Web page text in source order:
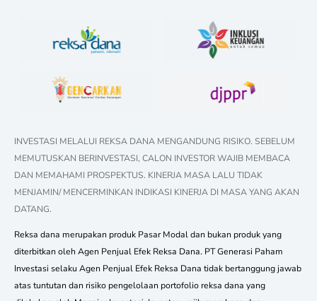
INVESTASI MELALUI REKSA DANA MENGANDUNG RISIKO. SEBELUM
MEMUTUSKAN BERINVESTASI, CALON INVESTOR WAJIB MEMBACA
DAN MEMAHAMI PROSPEKTUS. KINERJA MASA LALU TIDAK
MENJAMIN/ MENCERMINKAN INDIKASI KINERJA DI MASA YANG AKAN
DATANG.
Reksa dana merupakan produk Pasar Modal dan bukan produk yang
diterbitkan oleh Agen Penjual Efek Reksa Dana. PT Generasi Paham
Investasi selaku Agen Penjual Efek Reksa Dana tidak bertanggung jawab
atas tuntutan dan risiko pengelolaan portofolio reksa dana yang